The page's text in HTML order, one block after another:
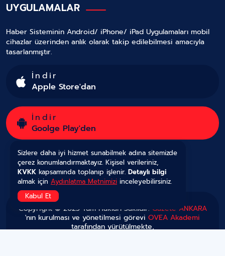
UYGULAMALAR
Haber Sisteminin Android/ iPhone/ iPad Uygulamaları mobil
cihazlar üzerinden anlık olarak takip edilebilmesi amacıyla
tasarlanmıştır.
İndir
Apple Store'dan
İndir
Goolge Play'den
Copyright © 2025 Tüm Hakları Saklıdır. Gazete ANKARA
'nın kurulması ve yönetilmesi görevi OVEA Akademi
tarafından yürütülmekte,
Sizlere daha iyi hizmet sunabilmek adına sitemizde
çerez konumlandırmaktayız. Kişisel verileriniz,
KVKK kapsamında toplanıp işlenir. Detaylı bilgi
almak için Aydınlatma Metnimizi inceleyebilirsiniz.
Kabul Et